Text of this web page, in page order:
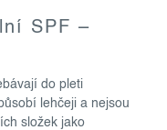
SPF –
do pleti
lehčeji a nejsou
složek jako